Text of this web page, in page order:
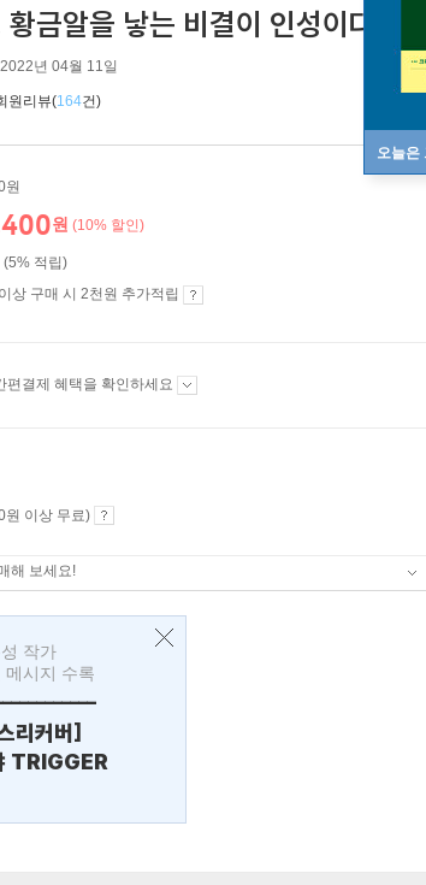
오늘은
금알을 낳는 비결이 인성이다
2022년 04월 11일
원리뷰(164건)
원
원 (10% 할인)
(5% 적립)
상 구매 시 2천원 추가적립
편결제 혜택을 확인하세요
원 이상 무료)
해 보세요!
작가
메시지 수록
리커버]
TRIGGER